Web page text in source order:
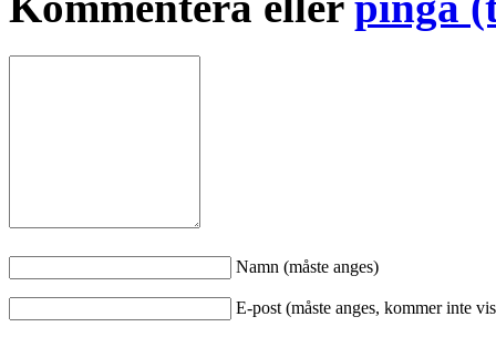
Namn (måste anges)
E-post (måste anges, kommer inte